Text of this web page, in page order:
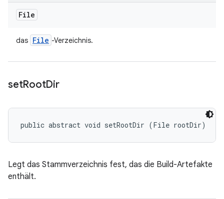
File
das File -Verzeichnis.
setRootDir
public abstract void setRootDir (File rootDir)
Legt das Stammverzeichnis fest, das die Build-Artefakte
enthält.